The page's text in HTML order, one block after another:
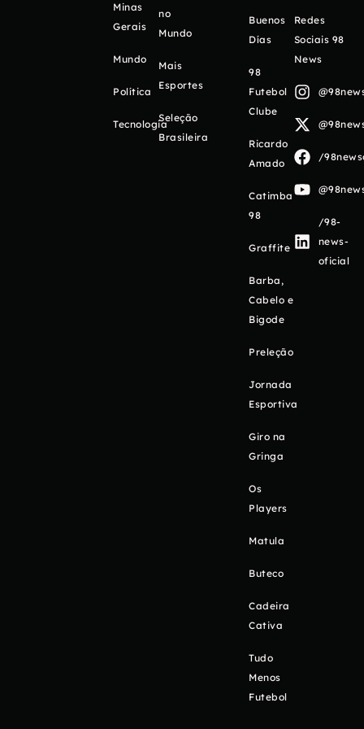
Minas
Gerais
Mundo
Política
Tecnologia
no
Mundo
Mais
Esportes
Seleção
Brasileira
Buenos
Días
98
Futebol
Clube
Ricardo
Amado
Catimba
98
Graffite
Barba,
Cabelo e
Bigode
Preleção
Jornada
Esportiva
Giro na
Gringa
Os
Players
Matula
Buteco
Cadeira
Cativa
Tudo
Menos
Futebol
Redes
Sociais 98
News
/
/98-
news-
oficial